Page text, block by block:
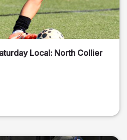
Local: North Collier